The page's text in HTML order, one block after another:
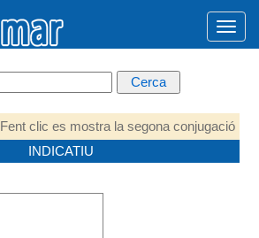
Fent clic es mostra la segona conjugació
INDICATIU